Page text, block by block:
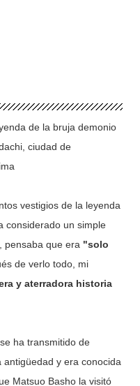
de la bruja demonio
ciudad de
vestigios de la leyenda
considerado un simple
pensaba que era "solo
de verlo todo, mi
y aterradora historia
ha transmitido de
y era conocida
Matsuo Basho la visitó